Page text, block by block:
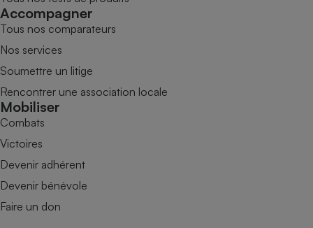
Accompagner
Tous nos comparateurs
Nos services
Soumettre un litige
Rencontrer une association locale
Mobiliser
Combats
Victoires
Devenir adhérent
Devenir bénévole
Faire un don